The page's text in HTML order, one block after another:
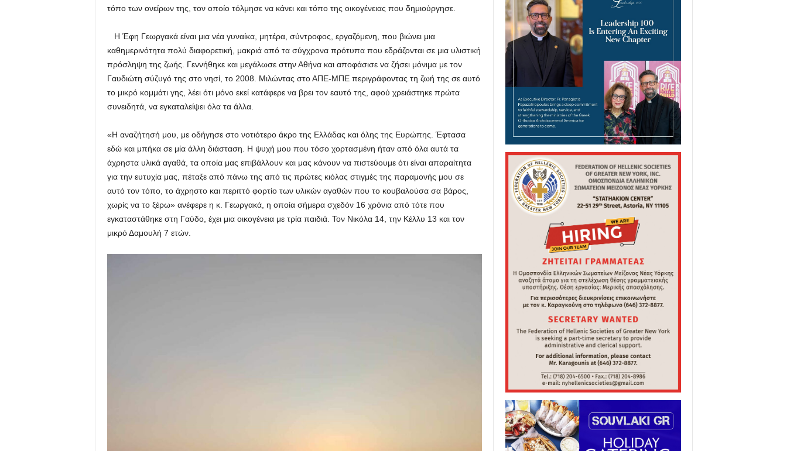
τόπο των ονείρων της, τον οποίο τόλμησε να κάνει και τόπο της οικογένειας που δημιούργησε.
Η Έφη Γεωργακά είναι μια νέα γυναίκα, μητέρα, σύντροφος, εργαζόμενη, που βιώνει μια
καθημερινότητα πολύ διαφορετική, μακριά από τα σύγχρονα πρότυπα που εδράζονται σε μια υλιστική
πρόσληψη της ζωής. Γεννήθηκε και μεγάλωσε στην Αθήνα και αποφάσισε να ζήσει μόνιμα με τον
Γαυδιώτη σύζυγό της στο νησί, το 2008. Μιλώντας στο ΑΠΕ-ΜΠΕ περιγράφοντας τη ζωή της σε αυτό
το μικρό κομμάτι γης, λέει ότι μόνο εκεί κατάφερε να βρει τον εαυτό της, αφού χρειάστηκε πρώτα
συνειδητά, να εγκαταλείψει όλα τα άλλα.
«Η αναζήτησή μου, με οδήγησε στο νοτιότερο άκρο της Ελλάδας και όλης της Ευρώπης. Έφτασα
εδώ και μπήκα σε μία άλλη διάσταση. Η ψυχή μου που τόσο χορτασμένη ήταν από όλα αυτά τα
άχρηστα υλικά αγαθά, τα οποία μας επιβάλλουν και μας κάνουν να πιστεύουμε ότι είναι απαραίτητα
για την ευτυχία μας, πέταξε από πάνω της από τις πρώτες κιόλας στιγμές της παραμονής μου σε
αυτό τον τόπο, το άχρηστο και περιττό φορτίο των υλικών αγαθών που το κουβαλούσα σα βάρος,
χωρίς να το ξέρω» ανέφερε η κ. Γεωργακά, η οποία σήμερα σχεδόν 16 χρόνια από τότε που
εγκαταστάθηκε στη Γαύδο, έχει μια οικογένεια με τρία παιδιά. Τον Νικόλα 14, την Κέλλυ 13 και τον
μικρό Δαμουλή 7 ετών.